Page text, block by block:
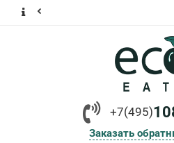
+7(495)
Заказать